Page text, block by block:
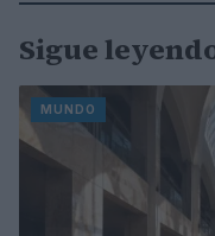
Sigue
MUNDO